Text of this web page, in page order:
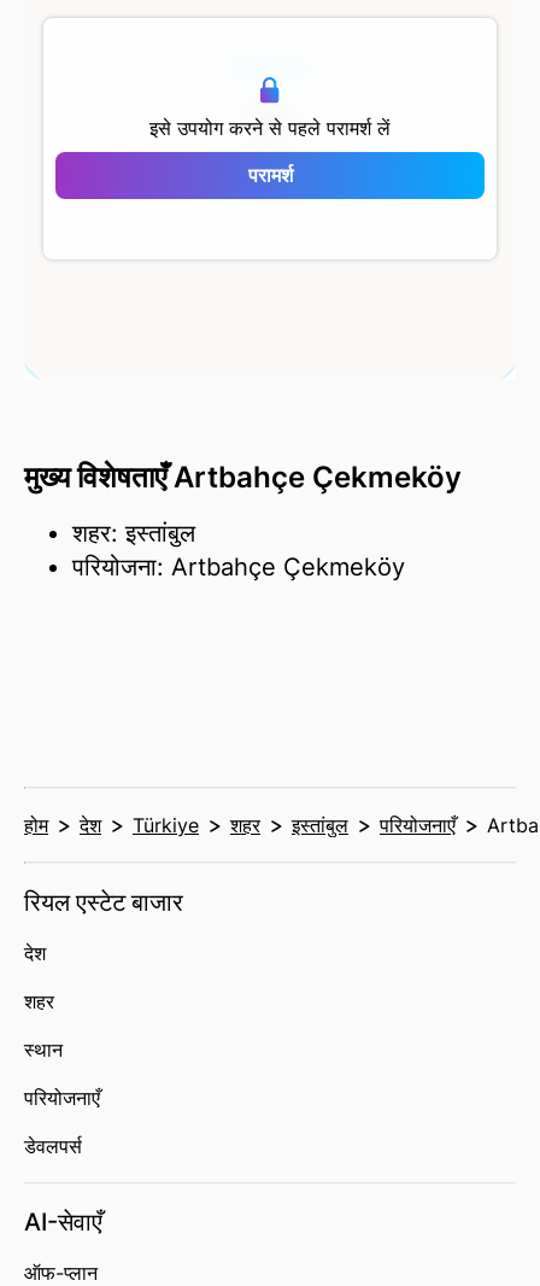
इसे उपयोग करने से पहले परामर्श लें
परामर्श
Artbahçe
Çekmeköy
मुख्य विशेषताएँ Artbahçe Çekmeköy
शहर: इस्तांबुल
परियोजना: Artbahçe Çekmeköy
होम देश Türkiye शहर इस्तांबुल परियोजनाएँ
रियल एस्टेट बाजार
देश
शहर
स्थान
परियोजनाएँ
डेवलपर्स
AI-सेवाएँ
ऑफ-प्लान